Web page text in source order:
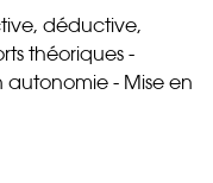
déductive,
théoriques -
autonomie - Mise en